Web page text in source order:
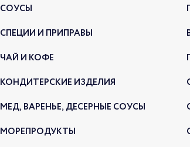
СОУСЫ
СПЕЦИИ И ПРИПРАВЫ
ЧАЙ И КОФЕ
КОНДИТЕРСКИЕ ИЗДЕЛИЯ
МЕД, ВАРЕНЬЕ, ДЕСЕРНЫЕ СОУСЫ
МОРЕПРОДУКТЫ